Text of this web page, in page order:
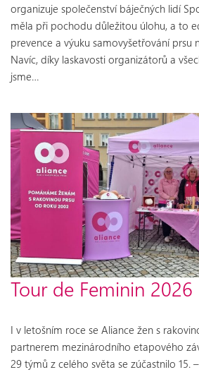
organizuje společenství báječných lidí
měla při pochodu důležitou úlohu, a to
prevence a výuku samovyšetřování prsu
Navíc, díky laskavosti organizátorů a
jsme…
Tour de Feminin 2026
I v letošním roce se Aliance žen s
partnerem mezinárodního etapového
29 týmů z celého světa se zúčastnilo 15.